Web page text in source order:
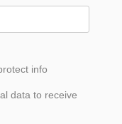
info
data to receive